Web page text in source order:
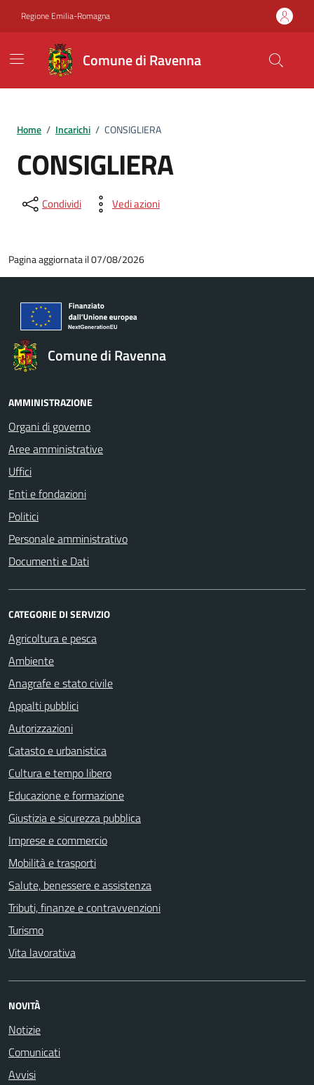
Regione Emilia-Romagna
Comune di Ravenna
Home / Incarichi / CONSIGLIERA
CONSIGLIERA
Condividi Vedi azioni
Pagina aggiornata il 07/08/2026
Comune di Ravenna
AMMINISTRAZIONE
Organi di governo
Aree amministrative
Uffici
Enti e fondazioni
Politici
Personale amministrativo
Documenti e Dati
CATEGORIE DI SERVIZIO
Agricoltura e pesca
Ambiente
Anagrafe e stato civile
Appalti pubblici
Autorizzazioni
Catasto e urbanistica
Cultura e tempo libero
Educazione e formazione
Giustizia e sicurezza pubblica
Imprese e commercio
Mobilità e trasporti
Salute, benessere e assistenza
Tributi, finanze e contravvenzioni
Turismo
Vita lavorativa
NOVITÀ
Notizie
Comunicati
Avvisi